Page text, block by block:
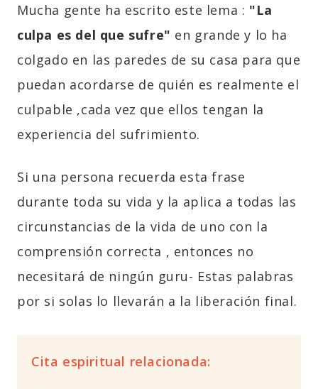
Mucha gente ha escrito este lema : "La
culpa es del que sufre" en grande y lo ha
colgado en las paredes de su casa para que
puedan acordarse de quién es realmente el
culpable ,cada vez que ellos tengan la
experiencia del sufrimiento.
Si una persona recuerda esta frase
durante toda su vida y la aplica a todas las
circunstancias de la vida de uno con la
comprensión correcta , entonces no
necesitará de ningún guru- Estas palabras
por si solas lo llevarán a la liberación final.
Cita espiritual relacionada: